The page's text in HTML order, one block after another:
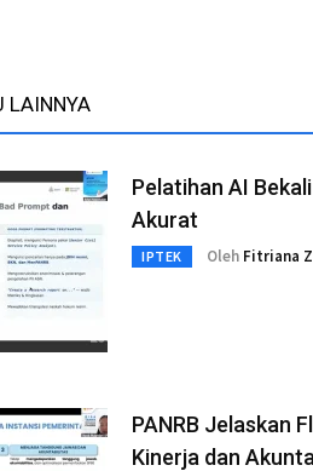
LAINNYA
Pelatihan AI
Akurat
IPTEK Oleh Fitriana
PANRB Jelaskan
Kinerja dan